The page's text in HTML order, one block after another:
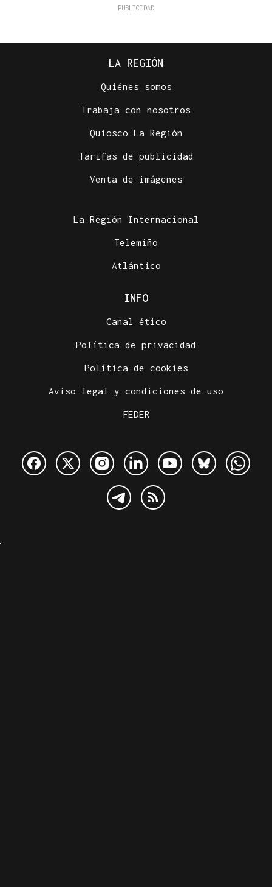
LA REGIÓN
Quiénes somos
Trabaja con nosotros
Quiosco La Región
Tarifas de publicidad
Venta de imágenes
La Región Internacional
Telemiño
Atlántico
INFO
Canal ético
Política de privacidad
Política de cookies
Aviso legal y condiciones de uso
FEDER